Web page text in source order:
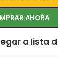
AHORA
a lista